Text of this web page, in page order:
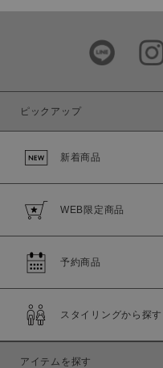
この条
ピックアップ
新着商品
WEB限定商品
予約商品
スタイリングから探す
アイテムを探す